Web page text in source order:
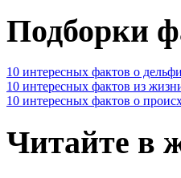
Подборки
10 интересных фактов о
10 интересных фактов из
10 интересных фактов о
Читайте в